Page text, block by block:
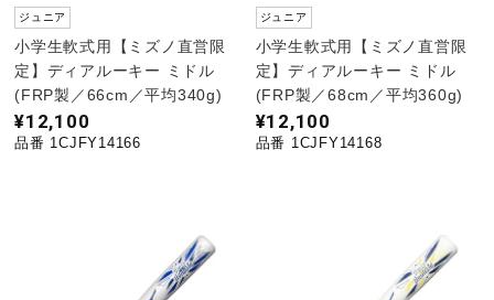
ジュニア
小学生軟式用【ミズノ直営限
定】ディアルーキー ミドル
(FRP製／66cm／平均340g)
¥12,100
品番 1CJFY14166
ジュニア
小学生軟式用【ミズノ直営限
定】ディアルーキー ミドル
(FRP製／68cm／平均360g)
¥12,100
品番 1CJFY14168